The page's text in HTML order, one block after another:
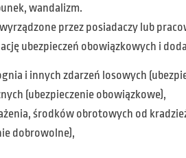
wandalizm.
przez posiadaczy lub
ubezpieczeń obowiązkowych i
i innych zdarzeń losowych
(ubezpieczenie obowiązkowe),
środków obrotowych od
dobrowolne),